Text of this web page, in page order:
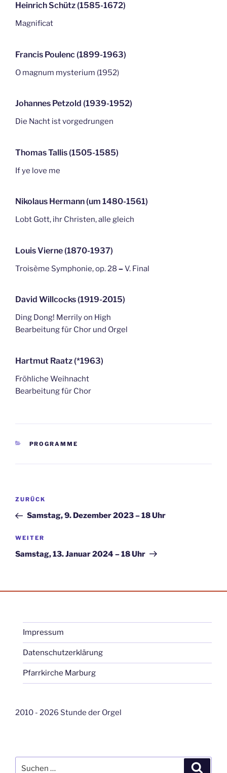
Heinrich Schütz (1585-1672)
Magnificat
Francis Poulenc (1899-1963)
O magnum mysterium (1952)
Johannes Petzold (1939-1952)
Die Nacht ist vorgedrungen
Thomas Tallis (1505-1585)
If ye love me
Nikolaus Hermann (um 1480-1561)
Lobt Gott, ihr Christen, alle gleich
Louis Vierne (1870-1937)
Troisème Symphonie, op. 28 –V. Final
David Willcocks (1919-2015)
Ding Dong! Merrily on High
Bearbeitung für Chor und Orgel
Hartmut Raatz (*1963)
Fröhliche Weihnacht
Bearbeitung für Chor
KATEGORIEN
PROGRAMME
Beitragsnavigation
Vorheriger
Beitrag
ZURÜCK
Samstag, 9. Dezember 2023 – 18 Uhr
Nächster
Beitrag
WEITER
Samstag, 13. Januar 2024 – 18 Uhr
Impressum
Datenschutzerklärung
Pfarrkirche Marburg
2010 - 2026 Stunde der Orgel